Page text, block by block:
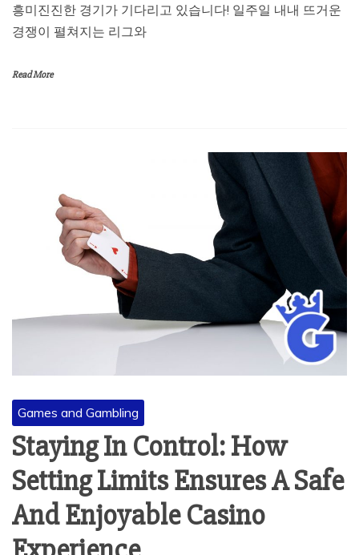
흥미진진한 경기가 기다리고 있습니다! 일주일 내내 뜨거운
경쟁이 펼쳐지는 리그와
Read More
Games and Gambling
Staying In Control: How
Setting Limits Ensures A Safe
And Enjoyable Casino